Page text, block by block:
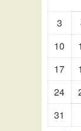
3
10
17
24
31